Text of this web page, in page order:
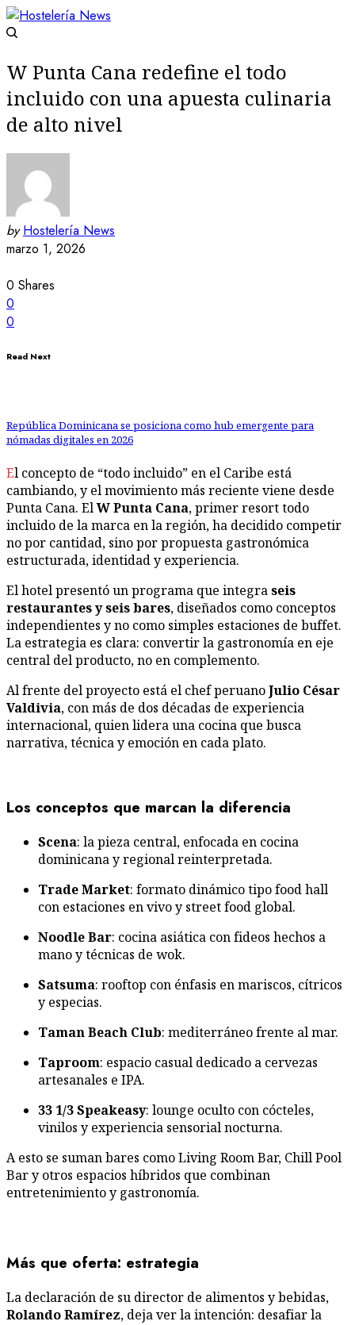
W Punta Cana redefine el todo
incluido con una apuesta culinaria
de alto nivel
by Hostelería News
marzo 1, 2026
0 Shares
0
0
Read Next
República Dominicana se posiciona como hub emergente para
nómadas digitales en 2026
El concepto de “todo incluido” en el Caribe está
cambiando, y el movimiento más reciente viene desde
Punta Cana. ElW Punta Cana, primer resort todo
incluido de la marca en la región, ha decidido competir
no por cantidad, sino por propuesta gastronómica
estructurada, identidad y experiencia.
El hotel presentó un programa que integraseis
restaurantes y seis bares, diseñados como conceptos
independientes y no como simples estaciones de buffet.
La estrategia es clara: convertir la gastronomía en eje
central del producto, no en complemento.
Al frente del proyecto está el chef peruanoJulio César
Valdivia, con más de dos décadas de experiencia
internacional, quien lidera una cocina que busca
narrativa, técnica y emoción en cada plato.
Los conceptos que marcan la diferencia
Scena: la pieza central, enfocada en cocina
dominicana y regional reinterpretada.
Trade Market: formato dinámico tipo food hall
con estaciones en vivo y street food global.
Noodle Bar: cocina asiática con fideos hechos a
mano y técnicas de wok.
Satsuma: rooftop con énfasis en mariscos, cítricos
y especias.
Taman Beach Club: mediterráneo frente al mar.
Taproom: espacio casual dedicado a cervezas
artesanales e IPA.
33 1/3 Speakeasy: lounge oculto con cócteles,
vinilos y experiencia sensorial nocturna.
A esto se suman bares como Living Room Bar, Chill Pool
Bar y otros espacios híbridos que combinan
entretenimiento y gastronomía.
Más que oferta: estrategia
La declaración de su director de alimentos y bebidas,
Rolando Ramírez, deja ver la intención: desafiar la